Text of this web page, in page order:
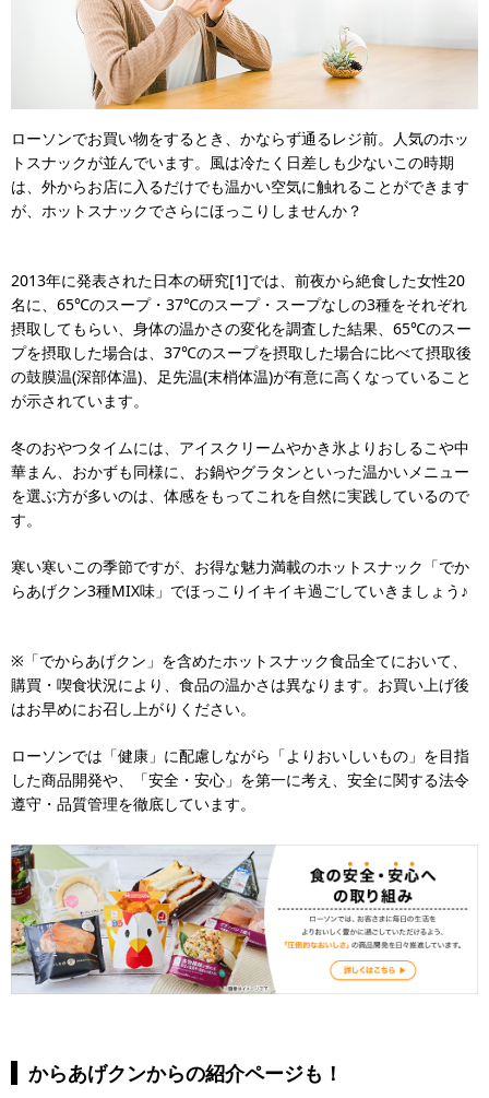
ローソンでお買い物をするとき、かならず通るレジ前。人気のホッ
トスナックが並んでいます。風は冷たく日差しも少ないこの時期
は、外からお店に入るだけでも温かい空気に触れることができます
が、ホットスナックでさらにほっこりしませんか？
2013年に発表された日本の研究[1]では、前夜から絶食した女性20
名に、65℃のスープ・37℃のスープ・スープなしの3種をそれぞれ
摂取してもらい、身体の温かさの変化を調査した結果、65℃のスー
プを摂取した場合は、37℃のスープを摂取した場合に比べて摂取後
の鼓膜温(深部体温)、足先温(末梢体温)が有意に高くなっていること
が示されています。
冬のおやつタイムには、アイスクリームやかき氷よりおしるこや中
華まん、おかずも同様に、お鍋やグラタンといった温かいメニュー
を選ぶ方が多いのは、体感をもってこれを自然に実践しているので
す。
寒い寒いこの季節ですが、お得な魅力満載のホットスナック「でか
らあげクン3種MIX味」でほっこりイキイキ過ごしていきましょう♪
※「でからあげクン」を含めたホットスナック食品全てにおいて、
購買・喫食状況により、食品の温かさは異なります。お買い上げ後
はお早めにお召し上がりください。
ローソンでは「健康」に配慮しながら「よりおいしいもの」を目指
した商品開発や、「安全・安心」を第一に考え、安全に関する法令
遵守・品質管理を徹底しています。
からあげクンからの紹介ページも！